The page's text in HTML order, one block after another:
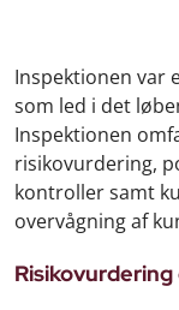
Inspektionen var
som led i det
Inspektionen
risikovurdering,
kontroller samt
overvågning af